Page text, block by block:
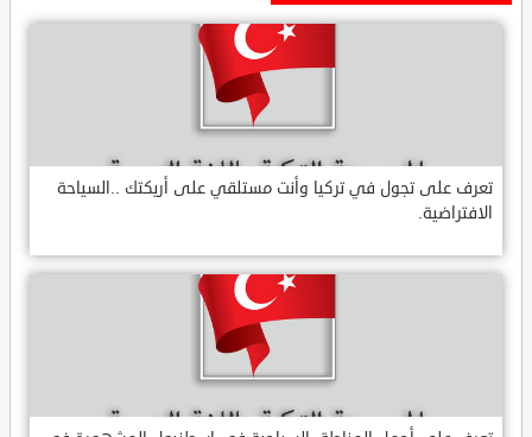
تعرف على تجول في تركيا وأنت مستلقي على أريكتك ..السياحة
الافتراضية.